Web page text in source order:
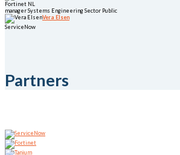
Fortinet NL
manager Systems Engineering Sector Public
Vera Elsen
ServiceNow
Partners